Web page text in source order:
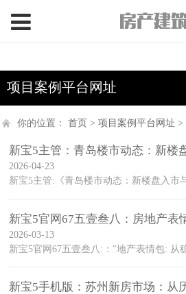
项目案例平台网址
你的位置：首页 >项目案例平台网址 >
2026-04-23
2026-03-13